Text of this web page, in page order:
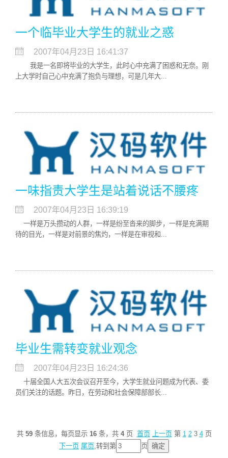
一个临毕业大学生的就业之惑
2007年04月23日 16:41:37
我是一名即将毕业的大学生，此时心中充满了困惑和无奈。刚
上大学时自己心中充满了抱负与理想，可是几年大...
一味指责大学生是站着说话不腰疼
2007年04月23日 16:39:19
一样是万头攒动的人群，一样是纷至沓来的脚步，一样是充满期
待的目光，一样是对前景的焦灼，一样是在审视和...
毕业生需转变就业观念
2007年04月23日 16:24:36
十届全国人大五次会议召开至今，大学生就业问题成为代表、委
员们关注的话题。昨日，在劳动和社会保障部部长...
共 59条信息，每页显示 16条，共 4页 首页 上一页 第 1 2 3 4页
下一页 尾页,转到第 页